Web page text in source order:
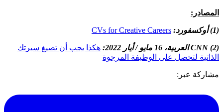
المصادر:
(1) أوكسفورد: CVs for Creative Careers
(2)
CNNالعربية، 16 مايو / أيار 2022: هكذا يجب أن تصيغ سيرتك
الذاتية لتحصل على الوظيفة المرجوة
مشاركة عبر: